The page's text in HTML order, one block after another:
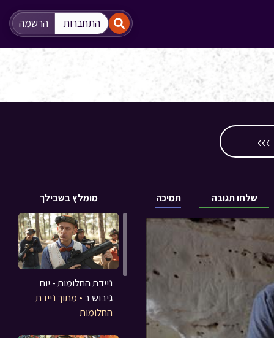
התחברות הרשמה
מומלץ בשבילך תמיכה שלחו תגובה
ניידת החלומות - יום
גיבוש ב• מתוך ניידת
החלומות